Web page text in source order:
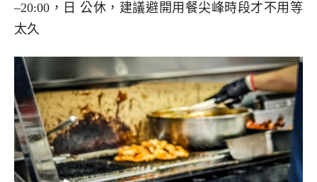
–20:00，日 公休，建議避開用餐尖峰時段才不用等
太久